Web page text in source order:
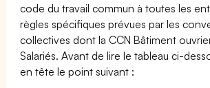
code du travail commun à toutes les
règles spécifiques prévues par les
collectives dont la CCN Bâtiment
Salariés. Avant de lire le tableau ci-
en tête le point suivant :